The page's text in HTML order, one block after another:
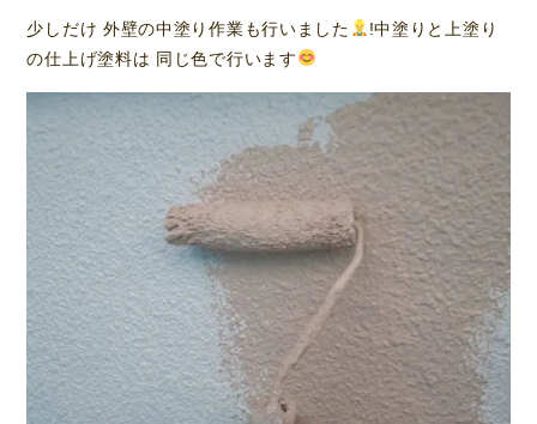
少しだけ 外壁の中塗り作業も行いました
!中塗りと上塗り
の仕上げ塗料は 同じ色で行います